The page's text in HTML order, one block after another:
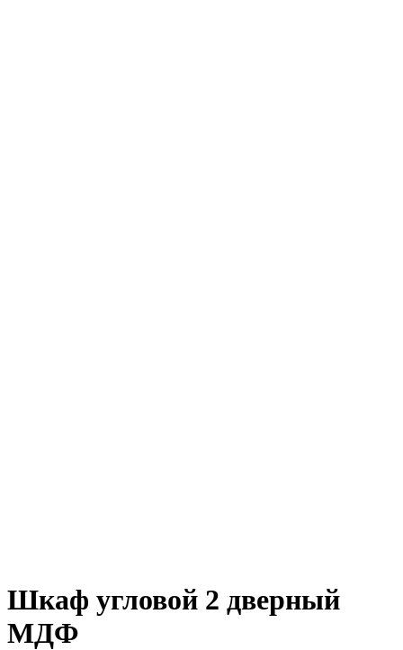
Шкаф угловой 2 дверный
МДФ